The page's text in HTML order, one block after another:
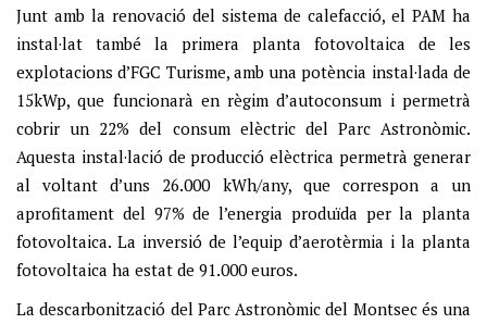
Junt amb la renovació del sistema de calefacció, el PAM ha
instal·lat també la primera planta fotovoltaica de les
explotacions d’FGC Turisme, amb una potència instal·lada de
15kWp, que funcionarà en règim d’autoconsum i permetrà
cobrir un 22% del consum elèctric del Parc Astronòmic.
Aquesta instal·lació de producció elèctrica permetrà generar
al voltant d’uns 26.000 kWh/any, que correspon a un
aprofitament del 97% de l’energia produïda per la planta
fotovoltaica. La inversió de l’equip d’aerotèrmia i la planta
fotovoltaica ha estat de 91.000 euros.
La descarbonització del Parc Astronòmic del Montsec és una